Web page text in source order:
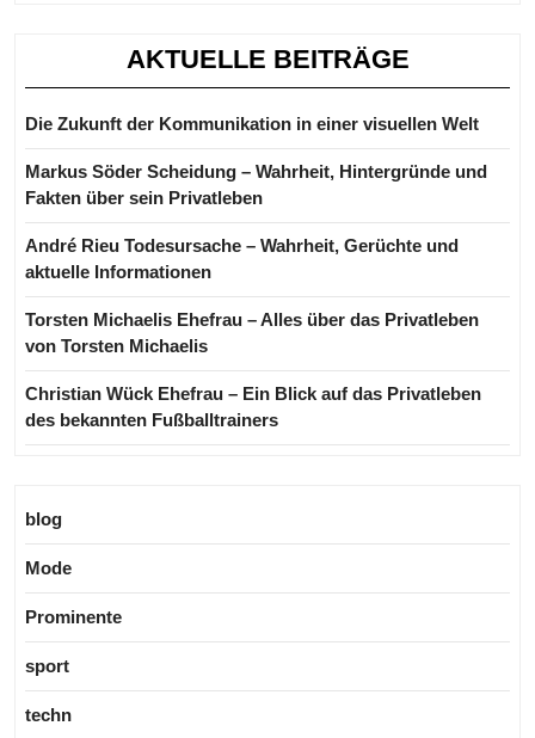
AKTUELLE BEITRÄGE
Die Zukunft der Kommunikation in einer visuellen Welt
Markus Söder Scheidung – Wahrheit, Hintergründe und
Fakten über sein Privatleben
André Rieu Todesursache – Wahrheit, Gerüchte und
aktuelle Informationen
Torsten Michaelis Ehefrau – Alles über das Privatleben
von Torsten Michaelis
Christian Wück Ehefrau – Ein Blick auf das Privatleben
des bekannten Fußballtrainers
blog
Mode
Prominente
sport
techn